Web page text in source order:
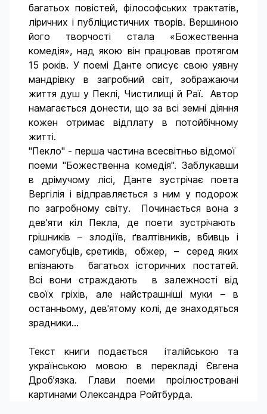
багатьох повістей, філософських трактатів,
ліричних і публіцистичних творів. Вершиною
його творчості стала «Божественна
комедія», над якою він працював протягом
15 років. У поемі Данте описує свою уявну
мандрівку в загробний світ, зображаючи
життя душ у Пеклі, Чистилищі й Раї. Автор
намагається донести, що за всі земні діяння
кожен отримає відплату в потойбічному
житті.
"Пекло" - перша частина всесвітньо відомої
поеми "Божественна комедія". Заблукавши
в дрімучому лісі, Данте зустрічає поета
Вергілія і відправляється з ним у подорож
по загробному світу. Починається вона з
дев'яти кіл Пекла, де поети зустрічають
грішників – злодіїв, ґвалтівників, вбивць і
самогубців, єретиків, обжер, – серед яких
впізнають багатьох історичних постатей.
Всі вони страждають в залежності від
своїх гріхів, але найстрашніші муки – в
останньому, дев'ятому колі, де знаходяться
зрадники...
Текст книги подається італійською та
українською мовою в перекладі Євгена
Дроб’язка. Глави поеми проілюстровані
картинами Олександра Ройтбурда.